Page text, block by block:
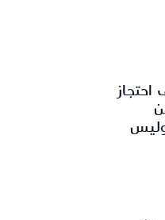
احتجاز
عام 2016 وليس